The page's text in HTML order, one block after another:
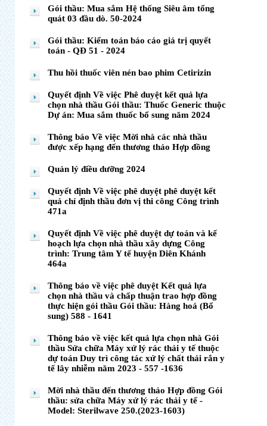
Gói thầu: Mua sắm Hệ thống Siêu âm tổng
quát 03 đầu dò. 50-2024
Gói thầu: Kiểm toán báo cáo giá trị quyết
toán - QĐ 51 - 2024
Thu hồi thuốc viên nén bao phim Cetirizin
Quyết định Về việc Phê duyệt kết quả lựa
chọn nhà thầu Gói thầu: Thuốc Generic thuộc
Dự án: Mua sắm thuốc bổ sung năm 2024
Thông báo Về việc Mời nhà các nhà thầu
được xếp hạng đến thương thảo Hợp đồng
Quản lý điều dưỡng 2024
Quyết định Về việc phê duyệt phê duyệt kết
quả chỉ định thầu đơn vị thi công Công trình
471a
Quyết định Về việc phê duyệt dự toán và kế
hoạch lựa chọn nhà thầu xây dựng Công
trình: Trung tâm Y tế huyện Diên Khánh
464a
Thông báo về việc phê duyệt Kết quả lựa
chọn nhà thầu và chấp thuận trao hợp đồng
thực hiện gói thầu Gói thầu: Hàng hoá (Bổ
sung) 588 - 1641
Thông báo về việc kết quả lựa chọn nhà Gói
thầu Sửa chữa Máy xử lý rác thải y tế thuộc
dự toán Duy trì công tác xử lý chất thải rắn y
tế lây nhiễm năm 2023 - 557 -1636
Mời nhà thầu đến thương thảo Hợp đồng Gói
thầu: sửa chữa Máy xử lý rác thải y tế -
Model: Sterilwave 250.(2023-1603)